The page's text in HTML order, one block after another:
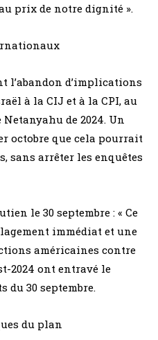
prix de notre dignité ».
l’abandon d’implications
à la CIJ et à la CPI, au
de 2024. Un
octobre que cela pourrait
sans arrêter les enquêtes
le 30 septembre : « Ce
immédiat et une
américaines contre
2024 ont entravé le
du 30 septembre.
du plan